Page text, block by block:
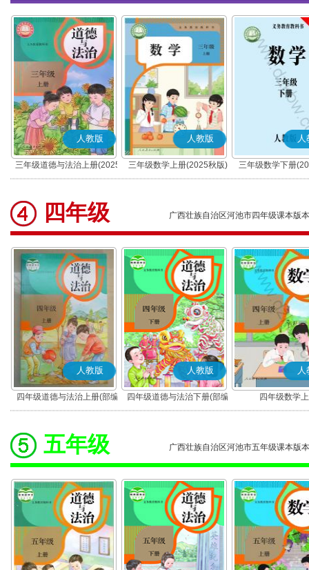
人教版
三年级道德与法治上册(2025
秋版)(部编版)
人教版
三年级数学上册(2025秋版)
人
三年级数学下册
四年级 广西壮族自治区河池市四年级课本版本
人教版
四年级道德与法治上册(部编
版)
人教版
四年级道德与法治下册(部编
版)
人
四年级数学
五年级 广西壮族自治区河池市五年级课本版本